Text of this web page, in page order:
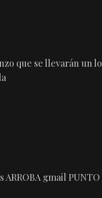
que se llevarán un
gmail